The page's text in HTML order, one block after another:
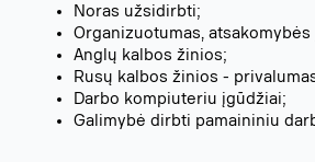
Noras užsidirbti;
Organizuotumas, atsakomybės
Anglų kalbos žinios;
Rusų kalbos žinios -
Darbo kompiuteriu įgūdžiai;
Galimybė dirbti pamaininiu